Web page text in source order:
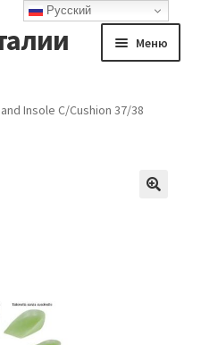
Меню
Insole C/Cushion 37/38
Русский